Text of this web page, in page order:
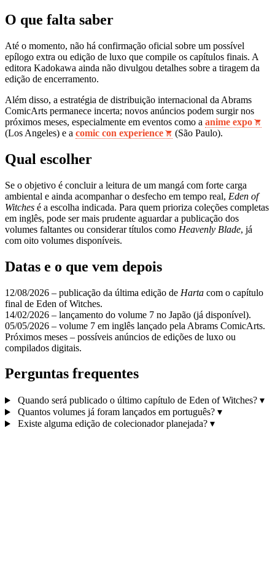
O que falta saber
Até o momento, não há confirmação oficial sobre um possível
epílogo extra ou edição de luxo que compile os capítulos finais. A
editora Kadokawa ainda não divulgou detalhes sobre a tiragem da
edição de encerramento.
Além disso, a estratégia de distribuição internacional da Abrams
ComicArts permanece incerta; novos anúncios podem surgir nos
próximos meses, especialmente em eventos como a anime expo
(Los Angeles) e a comic con experience (São Paulo).
Qual escolher
Se o objetivo é concluir a leitura de um mangá com forte carga
ambiental e ainda acompanhar o desfecho em tempo real, Eden of
Witches é a escolha indicada. Para quem prioriza coleções completas
em inglês, pode ser mais prudente aguardar a publicação dos
volumes faltantes ou considerar títulos como Heavenly Blade, já
com oito volumes disponíveis.
Datas e o que vem depois
12/08/2026 – publicação da última edição de Harta com o capítulo
final de Eden of Witches.
14/02/2026 – lançamento do volume 7 no Japão (já disponível).
05/05/2026 – volume 7 em inglês lançado pela Abrams ComicArts.
Próximos meses – possíveis anúncios de edições de luxo ou
compilados digitais.
Perguntas frequentes
Quando será publicado o último capítulo de Eden of Witches? ▾
Quantos volumes já foram lançados em português? ▾
Existe alguma edição de colecionador planejada? ▾